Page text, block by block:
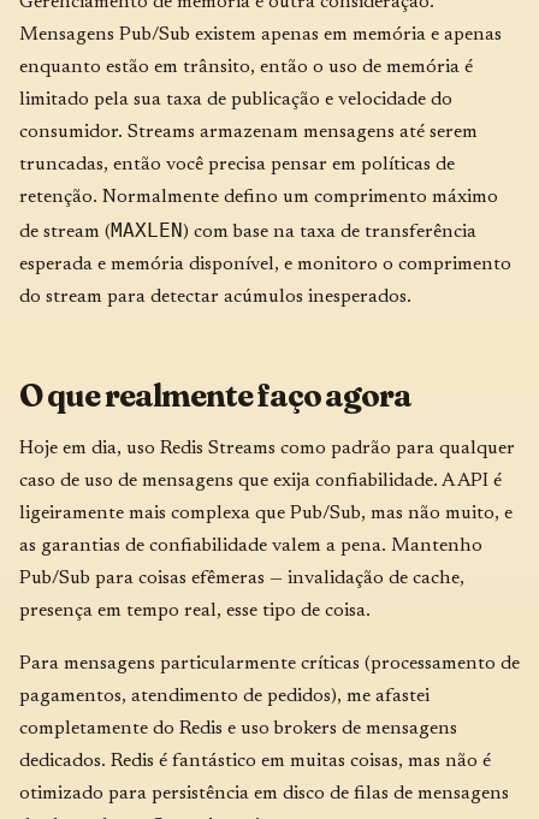
Mensagens Pub/Sub existem apenas em memória e apenas
enquanto estão em trânsito, então o uso de memória é
limitado pela sua taxa de publicação e velocidade do
consumidor. Streams armazenam mensagens até serem
truncadas, então você precisa pensar em políticas de
retenção. Normalmente defino um comprimento máximo
de stream (MAXLEN) com base na taxa de transferência
esperada e memória disponível, e monitoro o comprimento
do stream para detectar acúmulos inesperados.
O que realmente faço agora
Hoje em dia, uso Redis Streams como padrão para qualquer
caso de uso de mensagens que exija confiabilidade. A API é
ligeiramente mais complexa que Pub/Sub, mas não muito, e
as garantias de confiabilidade valem a pena. Mantenho
Pub/Sub para coisas efêmeras — invalidação de cache,
presença em tempo real, esse tipo de coisa.
Para mensagens particularmente críticas (processamento de
pagamentos, atendimento de pedidos), me afastei
completamente do Redis e uso brokers de mensagens
dedicados. Redis é fantástico em muitas coisas, mas não é
otimizado para persistência em disco de filas de mensagens